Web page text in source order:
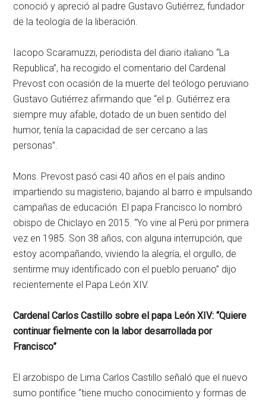
conoció y apreció al padre Gustavo Gutiérrez, fundador
de la teología de la liberación.
Iacopo Scaramuzzi, periodista del diario italiano “La
Republica”, ha recogido el comentario del Cardenal
Prevost con ocasión de la muerte del teólogo peruviano
Gustavo Gutiérrez afirmando que “el p. Gutiérrez era
siempre muy afable, dotado de un buen sentido del
humor, tenía la capacidad de ser cercano a las
personas”.
Mons. Prevost pasó casi 40 años en el país andino
impartiendo su magisterio, bajando al barro e impulsando
campañas de educación. El papa Francisco lo nombró
obispo de Chiclayo en 2015. “Yo vine al Perú por primera
vez en 1985. Son 38 años, con alguna interrupción, que
estoy acompañando, viviendo la alegría, el orgullo, de
sentirme muy identificado con el pueblo peruano” dijo
recientemente el Papa León XIV.
Cardenal Carlos Castillo sobre el papa León XIV: “Quiere
continuar fielmente con la labor desarrollada por
Francisco”
El arzobispo de Lima Carlos Castillo señaló que el nuevo
sumo pontífice “tiene mucho conocimiento y formas de